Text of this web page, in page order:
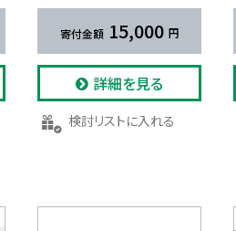
15,000
詳細を見る
検討リストに入れる